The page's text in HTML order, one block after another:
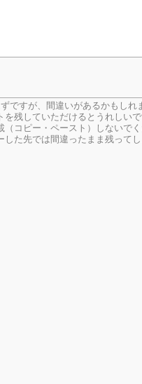
すが、間違いがあるかもしれ
残していただけるとうれしいで
コピー・ペースト）しないで
た先では間違ったまま残ってし